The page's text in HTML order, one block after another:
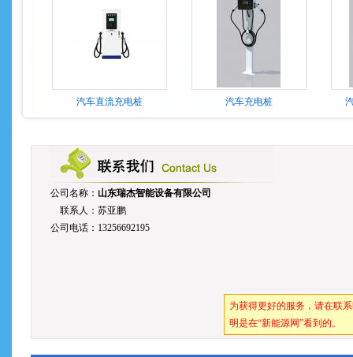
汽车直流充电桩 汽车充电桩
为获得更好的服务，请在联
明是在“新能源网”看到的。
公司名称： 山东瑞杰智能设备有限公司
联系人：苏亚鹏
公司电话：13256692195